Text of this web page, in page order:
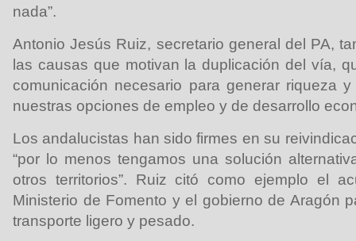
nada”.
Antonio Jesús Ruiz, secretario general del PA,
las causas que motivan la duplicación del vía,
comunicación necesario para generar riqueza
nuestras opciones de empleo y de desarrollo
Los andalucistas han sido firmes en su
“por lo menos tengamos una solución
otros territorios”. Ruiz citó como ejemplo el
Ministerio de Fomento y el gobierno de Aragón
transporte ligero y pesado.